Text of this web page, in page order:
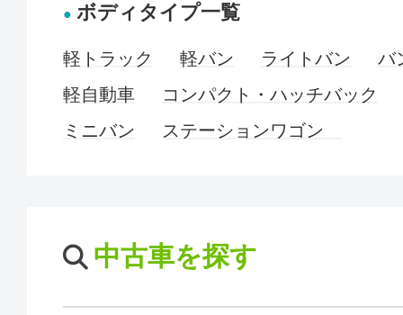
ボディタイプ一覧
軽トラック 軽バン ライトバン
バ
軽自動車
コンパクト・ハッチバック
ミニバン
ステーションワゴン
中古車を探す